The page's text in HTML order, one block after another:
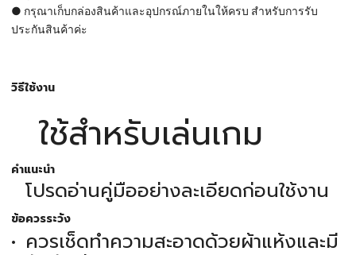
● กรุณาเก็บกล่องสินค้าและอุปกรณ์ภายในให้ครบ สำหรับการรับ
ประกันสินค้าค่ะ
วิธีใช้งาน
ใช้สำหรับเล่นเกม
คำแนะนำ
โปรดอ่านคู่มืออย่างละเอียดก่อนใช้งาน
ข้อควรระวัง
ควรเช็ดทำความสะอาดด้วยผ้าแห้งและมี